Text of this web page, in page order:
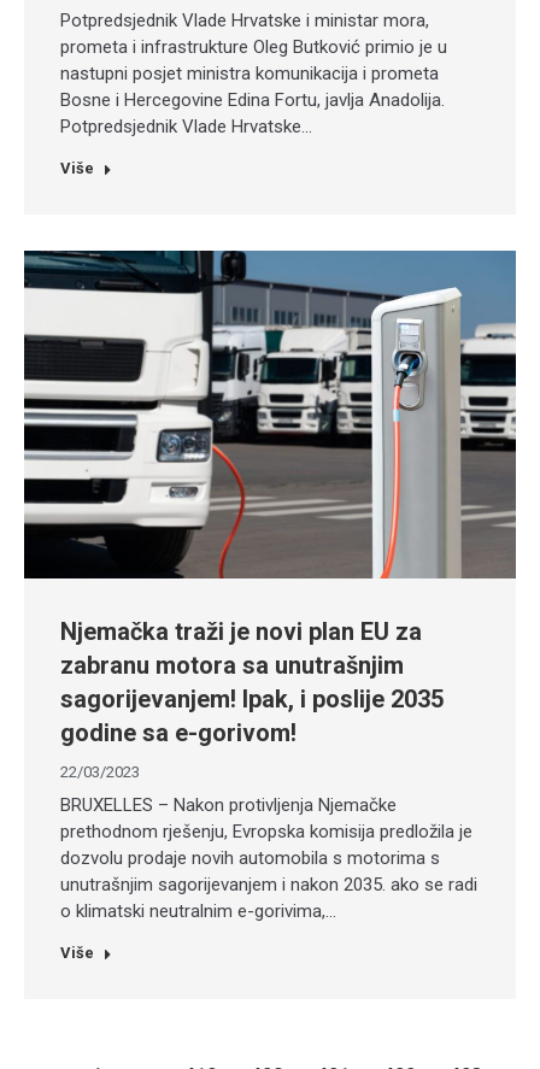
Potpredsjednik Vlade Hrvatske i ministar mora,
prometa i infrastrukture Oleg Butković primio je u
nastupni posjet ministra komunikacija i prometa
Bosne i Hercegovine Edina Fortu, javlja Anadolija.
Potpredsjednik Vlade Hrvatske…
Više
Njemačka traži je novi plan EU za
zabranu motora sa unutrašnjim
sagorijevanjem! Ipak, i poslije 2035
godine sa e-gorivom!
22/03/2023
BRUXELLES – Nakon protivljenja Njemačke
prethodnom rješenju, Evropska komisija predložila je
dozvolu prodaje novih automobila s motorima s
unutrašnjim sagorijevanjem i nakon 2035. ako se radi
o klimatski neutralnim e-gorivima,…
Više